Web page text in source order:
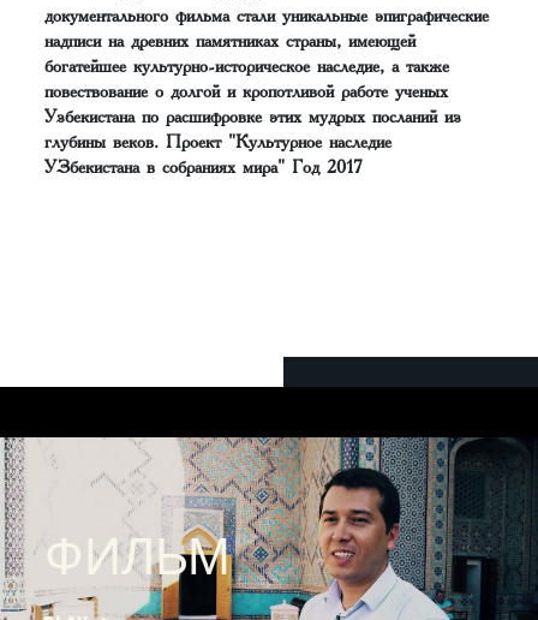
документального фильма стали уникальные эпиграфические
надписи на древних памятниках страны, имеющей
богатейшее культурно-историческое наследие, а также
повествование о долгой и кропотливой работе ученых
Узбекистана по расшифровке этих мудрых посланий из
глубины веков. Проект "Культурное наследие
УЗбекистана в собраниях мира" Год 2017
ФИЛЬМ